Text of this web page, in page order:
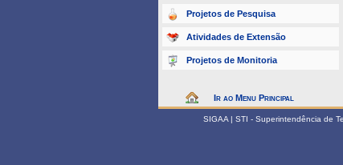
Projetos de Pesquisa
Atividades de Extensão
Projetos de Monitoria
Ir ao Menu Principal
SIGAA | STI - Superintendência de